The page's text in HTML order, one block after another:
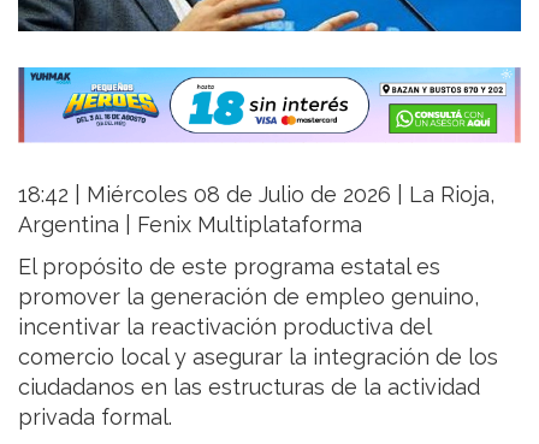
18:42 | Miércoles 08 de Julio de 2026 | La Rioja,
Argentina | Fenix Multiplataforma
El propósito de este programa estatal es
promover la generación de empleo genuino,
incentivar la reactivación productiva del
comercio local y asegurar la integración de los
ciudadanos en las estructuras de la actividad
privada formal.